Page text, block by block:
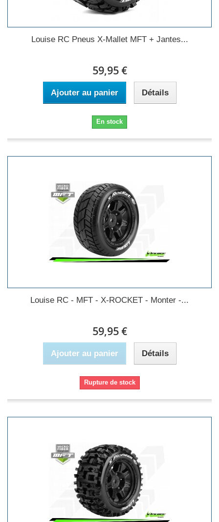
Louise RC Pneus X-Mallet MFT + Jantes...
59,95 €
Ajouter au panier Détails
En stock
Louise RC - MFT - X-ROCKET - Monter -...
59,95 €
Ajouter au panier Détails
Rupture de stock